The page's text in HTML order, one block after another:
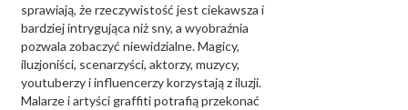
sprawiają, że rzeczywistość jest ciekawsza i
bardziej intrygująca niż sny, a wyobraźnia
pozwala zobaczyć niewidzialne. Magicy,
iluzjoniści, scenarzyści, aktorzy, muzycy,
youtuberzy i influencerzy korzystają z iluzji.
Malarze i artyści graffiti potrafią przekonać